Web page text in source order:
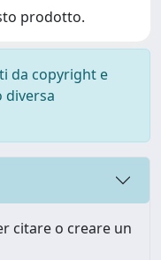
prodotto.
da copyright e
diversa
citare o creare un